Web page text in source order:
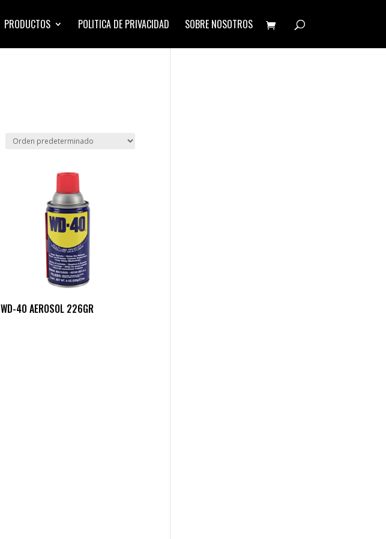
PRODUCTOS POLITICA DE PRIVACIDAD SOBRE NOSOTROS
WD-40 AEROSOL 226GR